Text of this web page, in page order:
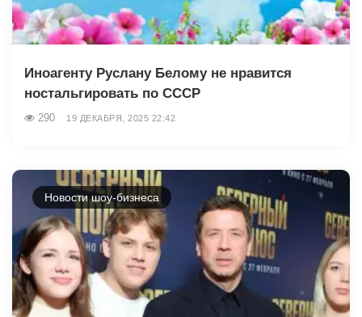
Иноагенту Руслану Белому не нравится
ностальгировать по СССР
290 19 ДЕКАБРЯ, 2025 22:42
Новости шоу-бизнеса